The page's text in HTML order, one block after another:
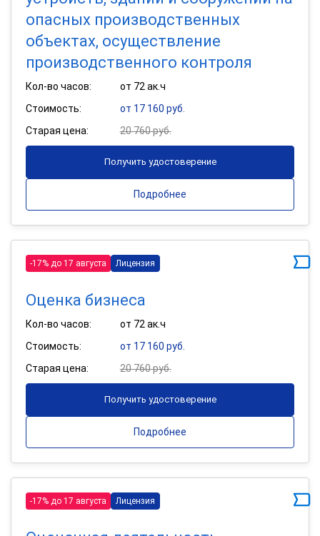
опасных производственных
объектах, осуществление
производственного контроля
Кол-во часов:
от 72 ак.ч
Стоимость:
от 17 160 руб.
Старая цена:
20 760 руб.
Получить удостоверение
Подробнее
-17% до 17 августа Лицензия
Оценка бизнеса
Кол-во часов:
от 72 ак.ч
Стоимость:
от 17 160 руб.
Старая цена:
20 760 руб.
Получить удостоверение
Подробнее
-17% до 17 августа Лицензия